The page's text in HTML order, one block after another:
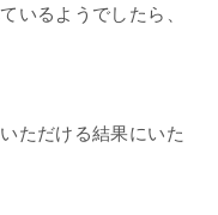
いるようでしたら、
ただける結果にいた